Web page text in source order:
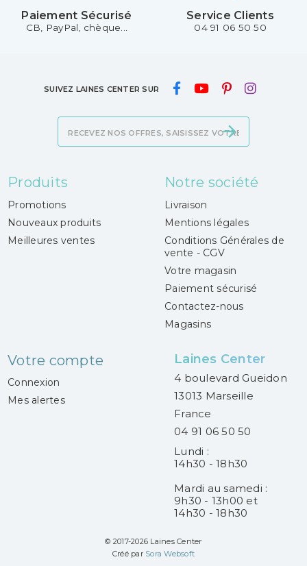
Paiement Sécurisé
CB, PayPal, chèque...
Service Clients
04 91 06 50 50
SUIVEZ LAINES CENTER SUR
Produits
Promotions
Nouveaux produits
Meilleures ventes
Notre société
Livraison
Mentions légales
Conditions Générales de
vente - CGV
Votre magasin
Paiement sécurisé
Contactez-nous
Magasins
Votre compte
Connexion
Mes alertes
Laines Center
4 boulevard Gueidon
13013 Marseille
France
04 91 06 50 50
Lundi :
14h30 - 18h30
Mardi au samedi :
9h30 - 13h00 et
14h30 - 18h30
© 2017-2026 Laines Center
Créé par Sora Websoft